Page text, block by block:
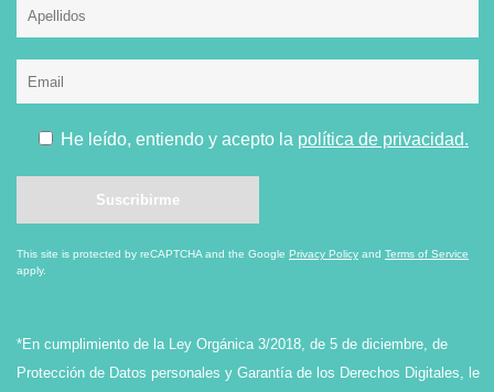
He leído, entiendo y acepto la política de privacidad.
This site is protected by reCAPTCHA and the Google Privacy Policy and Terms of Service
apply.
*En cumplimiento de la Ley Orgánica 3/2018, de 5 de diciembre, de
Protección de Datos personales y Garantía de los Derechos Digitales, le